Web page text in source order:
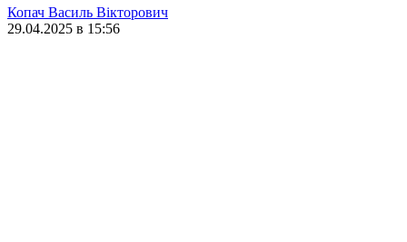
Копач Василь Вікторович
29.04.2025 в 15:56